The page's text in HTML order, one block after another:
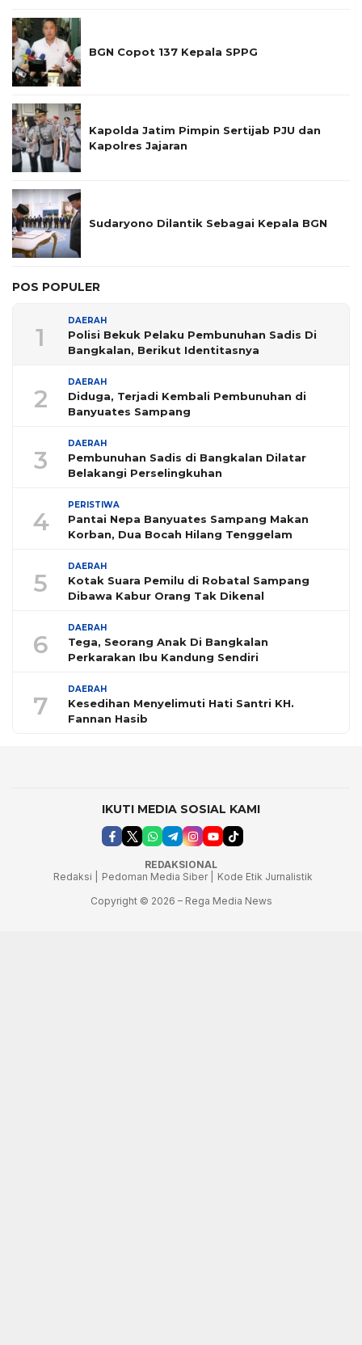
BGN Copot 137 Kepala SPPG
Kapolda Jatim Pimpin Sertijab PJU dan
Kapolres Jajaran
Sudaryono Dilantik Sebagai Kepala BGN
POS POPULER
1
DAERAH
Polisi Bekuk Pelaku Pembunuhan Sadis Di
Bangkalan, Berikut Identitasnya
2
DAERAH
Diduga, Terjadi Kembali Pembunuhan di
Banyuates Sampang
3
DAERAH
Pembunuhan Sadis di Bangkalan Dilatar
Belakangi Perselingkuhan
4
PERISTIWA
Pantai Nepa Banyuates Sampang Makan
Korban, Dua Bocah Hilang Tenggelam
5
DAERAH
Kotak Suara Pemilu di Robatal Sampang
Dibawa Kabur Orang Tak Dikenal
6
DAERAH
Tega, Seorang Anak Di Bangkalan
Perkarakan Ibu Kandung Sendiri
7
DAERAH
Kesedihan Menyelimuti Hati Santri KH.
Fannan Hasib
IKUTI MEDIA SOSIAL KAMI
REDAKSIONAL
Redaksi |
Pedoman Media Siber |
Kode Etik Jurnalistik
Copyright © 2026 – Rega Media News